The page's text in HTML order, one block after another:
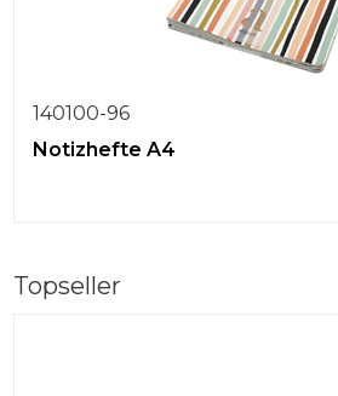
140100-96
Notizhefte A4
Topseller